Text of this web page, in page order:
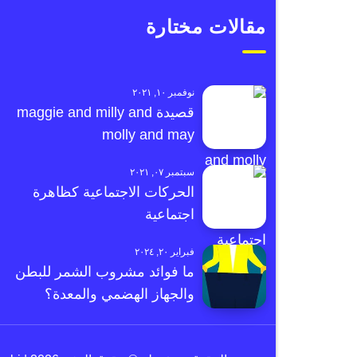
مقالات مختارة
نوفمبر ١٠, ٢٠٢١
قصيدة maggie and milly and
molly and may
سبتمبر ٠٧, ٢٠٢١
الحركات الاجتماعية كظاهرة
اجتماعية
فبراير ٢٠, ٢٠٢٤
ما فوائد مشروب الشمر للبطن
والجهاز الهضمي والمعدة؟